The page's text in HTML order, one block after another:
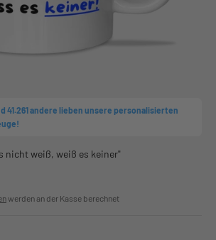
41.261 andere lieben unsere personalisierten
nicht weiß, weiß es keiner"
werden an der Kasse berechnet